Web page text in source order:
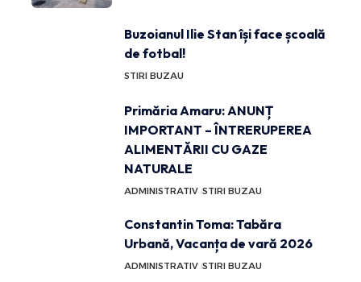
Buzoianul Ilie Stan își face școală
de fotbal!
STIRI BUZAU
Primăria Amaru: ANUNȚ
IMPORTANT – ÎNTRERUPEREA
ALIMENTĂRII CU GAZE
NATURALE
ADMINISTRATIV STIRI BUZAU
Constantin Toma: Tabăra
Urbană, Vacanța de vară 2026
ADMINISTRATIV STIRI BUZAU